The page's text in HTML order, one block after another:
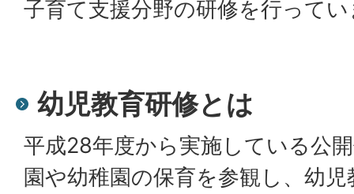
子育て支援分野の研修を行って
幼児教育研修とは
平成28年度から実施している公
園や幼稚園の保育を参観し、幼